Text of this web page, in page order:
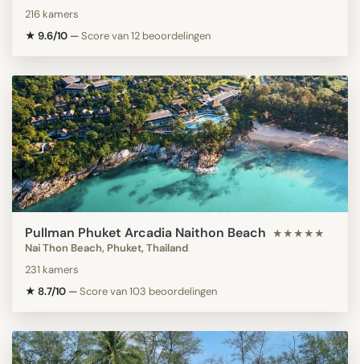
216 kamers
★ 9.6/10 —Score van 12 beoordelingen
Pullman Phuket Arcadia Naithon Beach ★★★★★
Nai Thon Beach, Phuket, Thailand
231 kamers
★ 8.7/10 —Score van 103 beoordelingen